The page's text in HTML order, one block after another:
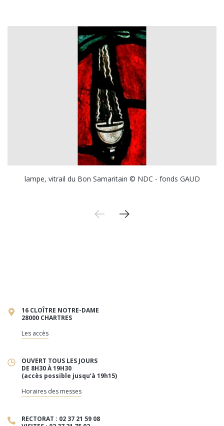
lampe, vitrail du Bon Samaritain © NDC - fonds GAUD
16 CLOÎTRE NOTRE-DAME
28000 CHARTRES
Les accès
OUVERT TOUS LES JOURS
DE 8H30 À 19H30
(accès possible jusqu’à 19h15)
Horaires des messes
RECTORAT : 02 37 21 59 08